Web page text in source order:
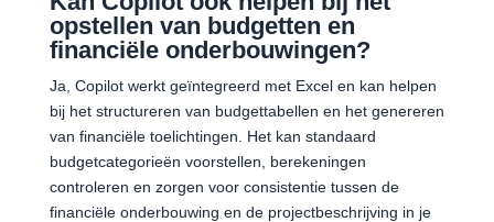
opstellen van budgetten en
financiële onderbouwingen?
Ja, Copilot werkt geïntegreerd met Excel en kan helpen
bij het structureren van budgettabellen en het genereren
van financiële toelichtingen. Het kan standaard
budgetcategorieën voorstellen, berekeningen
controleren en zorgen voor consistentie tussen de
financiële onderbouwing en de projectbeschrijving in je